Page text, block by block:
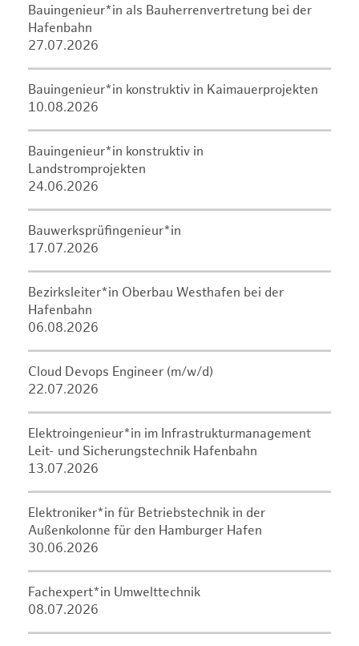
Bauingenieur*in als Bauherrenvertretung bei der
Hafenbahn
27.07.2026
Bauingenieur*in konstruktiv in Kaimauerprojekten
10.08.2026
Bauingenieur*in konstruktiv in
Landstromprojekten
24.06.2026
Bauwerksprüfingenieur*in
17.07.2026
Bezirksleiter*in Oberbau Westhafen bei der
Hafenbahn
06.08.2026
Cloud Devops Engineer (m/w/d)
22.07.2026
Elektroingenieur*in im Infrastrukturmanagement
Leit- und Sicherungstechnik Hafenbahn
13.07.2026
Elektroniker*in für Betriebstechnik in der
Außenkolonne für den Hamburger Hafen
30.06.2026
Fachexpert*in Umwelttechnik
08.07.2026